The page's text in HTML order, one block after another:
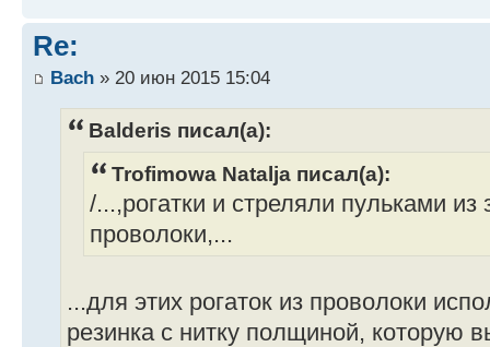
Re:
Bach » 20 июн 2015 15:04
Balderis писал(а):
Trofimowa Natalja писал(а):
/...,рогатки и стреляли пульками
проволоки,...
...для этих рогаток из проволоки
резинка с нитку полщиной, которую